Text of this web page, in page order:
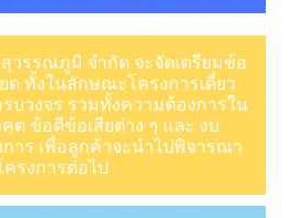
รรณภูมิ จำกัด จะจัดเตรียมข้อ
ด ทั้งในลักษณะโครงการเดี่ยว
บวงจร รวมทั้งความต้องการใน
ต ข้อดีข้อเสียต่าง ๆ และ งบ
าร เพื่อลูกค้าจะนำไปพิจารณา
ครงการต่อไป